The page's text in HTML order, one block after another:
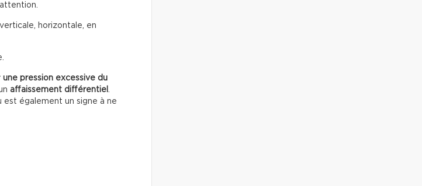
horizontale, en
une pression excessive du
affaissement différentiel
est également un signe à ne